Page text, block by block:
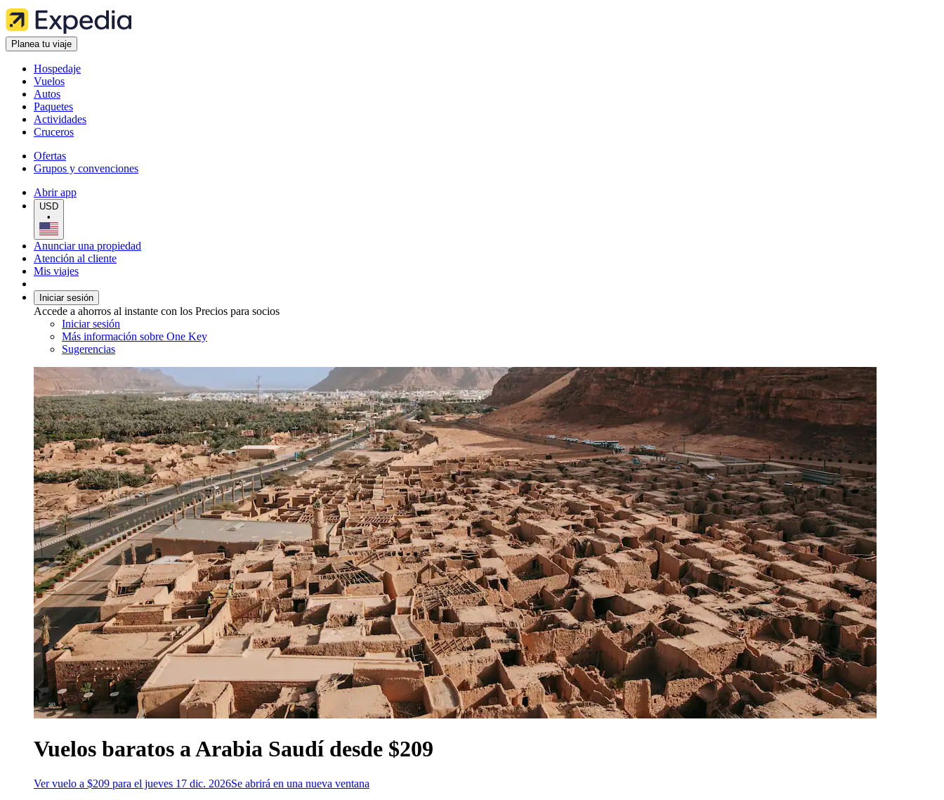
Planea tu viaje
Hospedaje
Vuelos
Autos
Paquetes
Actividades
Cruceros
Ofertas
Grupos y convenciones
Abrir app
USD
•
Anunciar una propiedad
Atención al cliente
Mis viajes
Iniciar sesión
Accede a ahorros al instante con los Precios para socios
Iniciar sesión
Más información sobre One Key
Sugerencias
Vuelos baratos a Arabia Saudí desde $209
Ver vuelo a $209 para el jueves 17 dic. 2026Se abrirá en una nueva ventana